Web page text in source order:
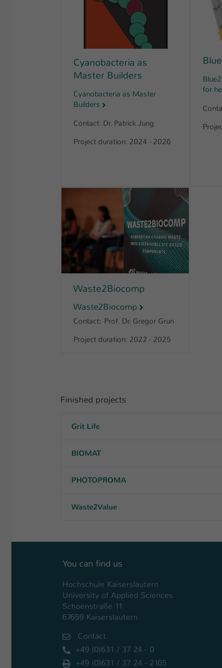
Cyanobacteria as
Master Builders
Cyanobacteria as Master
Builders
Contact: Dr. Patrick Jung
Project duration: 2024 - 2026
for
Waste2Biocomp
Waste2Biocomp
Contact: Prof. Dr. Gregor Grun
Project duration: 2022 - 2025
Finished projects
Grit Life
BIOMAT
PHOTOPROMA
Waste2Value
You can find us
Hochschule Kaiserslautern
University of Applied Sciences
Schoenstraße 11
67659 Kaiserslautern
Contact
+49 (0)631 / 37 24 - 0
+49 (0)631 / 37 24 - 2105